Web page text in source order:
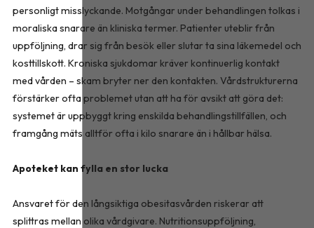
personligt misslyckande. Motgångar under behandlingen tolkas i
moraliska snarare än kliniska termer. Patienter uteblir från
uppföljning, drar sig från besök eller slutar ta sina läkemedel och
kosttillskott. Kroniska sjukdomar kräver kontinuerlig kontakt
med vården – skam bryter ner den kontakten. Vårdstrukturerna
förstärker ofta problemet utan att ha för avsikt att göra det:
systemet är uppbyggt kring enskilda behandlingstillfällen, och
framgång mäts alltför ofta i kilo snarare än i hållbar hälsa.
Apoteket kan fylla en stor lucka
Ansvaret för den långsiktiga obesitasvården riskerar att
splittras mellan olika vårdgivare. Nutritionsuppföljning,